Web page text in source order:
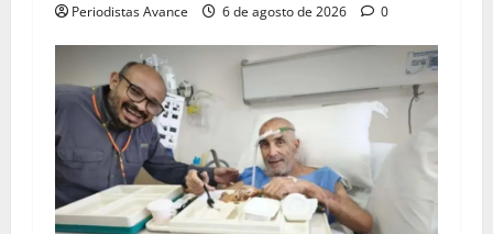
Periodistas Avance 6 de agosto de 2026 0